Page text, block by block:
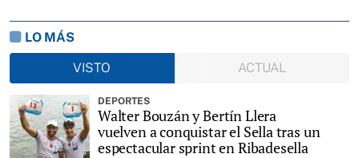
LO MÁS
VISTO
ACTUAL
DEPORTES
Walter Bouzán y Bertín Llera
vuelven a conquistar el Sella tras un
espectacular sprint en Ribadesella